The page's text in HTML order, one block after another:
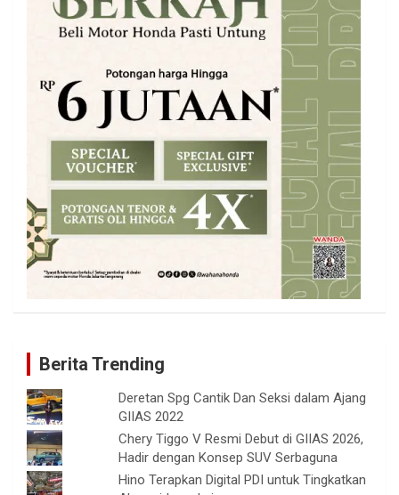
Berita Trending
Deretan Spg Cantik Dan Seksi dalam Ajang
GIIAS 2022
Chery Tiggo V Resmi Debut di GIIAS 2026,
Hadir dengan Konsep SUV Serbaguna
Hino Terapkan Digital PDI untuk Tingkatkan